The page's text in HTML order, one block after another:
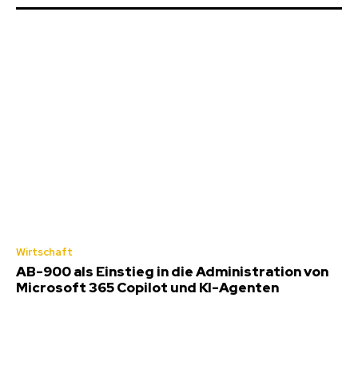
Wirtschaft
AB-900 als Einstieg in die Administration von
Microsoft 365 Copilot und KI-Agenten